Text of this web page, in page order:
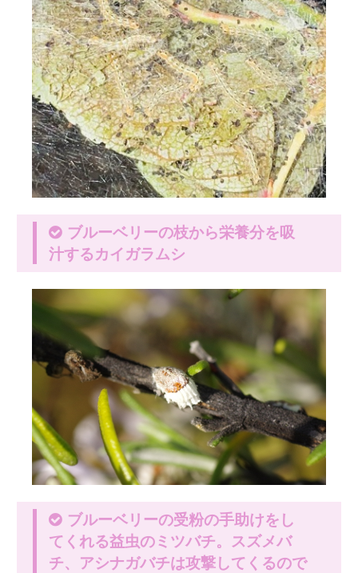
ブルーベリーの枝から栄養分を吸
汁するカイガラムシ
ブルーベリーの受粉の手助けをし
てくれる益虫のミツバチ。スズメバ
チ、アシナガバチは攻撃してくるので